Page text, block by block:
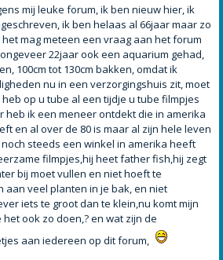
mij leuke forum, ik ben nieuw hier, ik
ik ben helaas al 66jaar maar zo
mag meteen een vraag aan het forum
22jaar ook een aquarium gehad,
100cm tot 130cm bakken, omdat ik
nu in een verzorgingshuis zit, moet
op u tube al een tijdje u tube filmpjes
heb ik een meneer ontdekt die in amerika
en al over de 80 is maar al zijn hele leven
steeds een winkel in amerika heeft
filmpjes,hij heet father fish,hij zegt
bij moet vullen en niet hoeft te
aan veel planten in je bak, en niet
iets te groot dan te klein,nu komt mijn
ook zo doen,? en wat zijn de
aan iedereen op dit forum,